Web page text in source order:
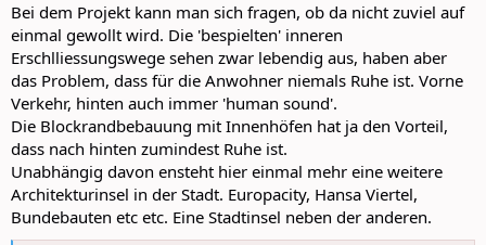
Bei dem Projekt kann man sich fragen, ob da nicht zuviel auf
einmal gewollt wird. Die 'bespielten' inneren
Erschlliessungswege sehen zwar lebendig aus, haben aber
das Problem, dass für die Anwohner niemals Ruhe ist. Vorne
Verkehr, hinten auch immer 'human sound'.
Die Blockrandbebauung mit Innenhöfen hat ja den Vorteil,
dass nach hinten zumindest Ruhe ist.
Unabhängig davon ensteht hier einmal mehr eine weitere
Architekturinsel in der Stadt. Europacity, Hansa Viertel,
Bundebauten etc etc. Eine Stadtinsel neben der anderen.